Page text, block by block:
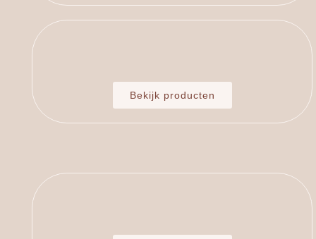
Bekijk producten